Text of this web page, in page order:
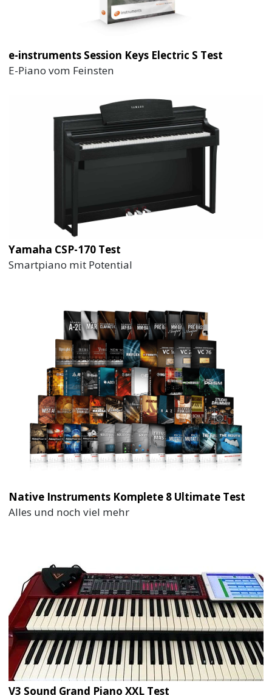
e-instruments Session Keys Electric S Test
E-Piano vom Feinsten
Yamaha CSP-170 Test
Smartpiano mit Potential
Native Instruments Komplete 8 Ultimate Test
Alles und noch viel mehr
V3 Sound Grand Piano XXL Test